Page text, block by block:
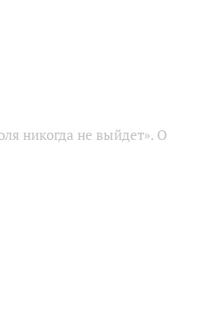
никогда не выйдет». О